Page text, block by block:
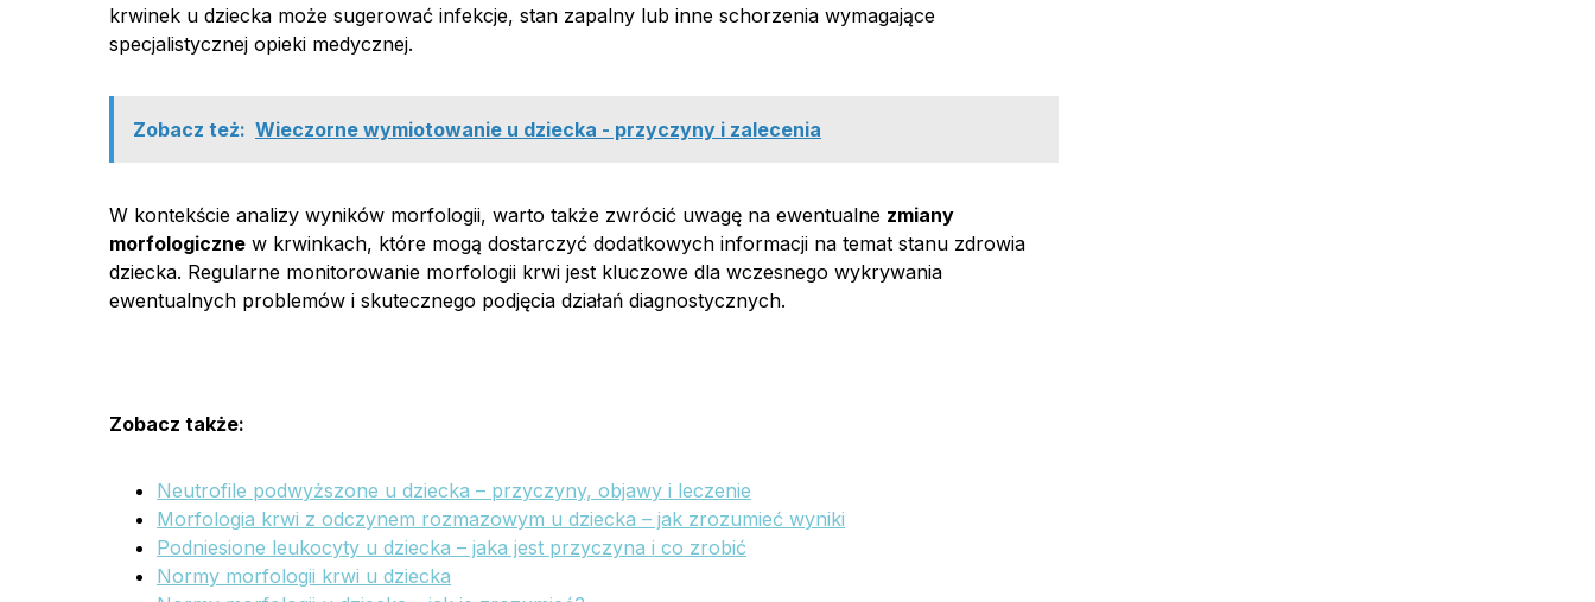
krwinek u dziecka może sugerować infekcje, stan zapalny lub inne schorzenia wymagające
specjalistycznej opieki medycznej.
Zobacz też: Wieczorne wymiotowanie u dziecka - przyczyny i zalecenia
W kontekście analizy wyników morfologii, warto także zwrócić uwagę na ewentualne zmiany
morfologiczne w krwinkach, które mogą dostarczyć dodatkowych informacji na temat stanu zdrowia
dziecka. Regularne monitorowanie morfologii krwi jest kluczowe dla wczesnego wykrywania
ewentualnych problemów i skutecznego podjęcia działań diagnostycznych.
Zobacz także:
Neutrofile podwyższone u dziecka – przyczyny, objawy i leczenie
Morfologia krwi z odczynem rozmazowym u dziecka – jak zrozumieć wyniki
Podniesione leukocyty u dziecka – jaka jest przyczyna i co zrobić
Normy morfologii krwi u dziecka